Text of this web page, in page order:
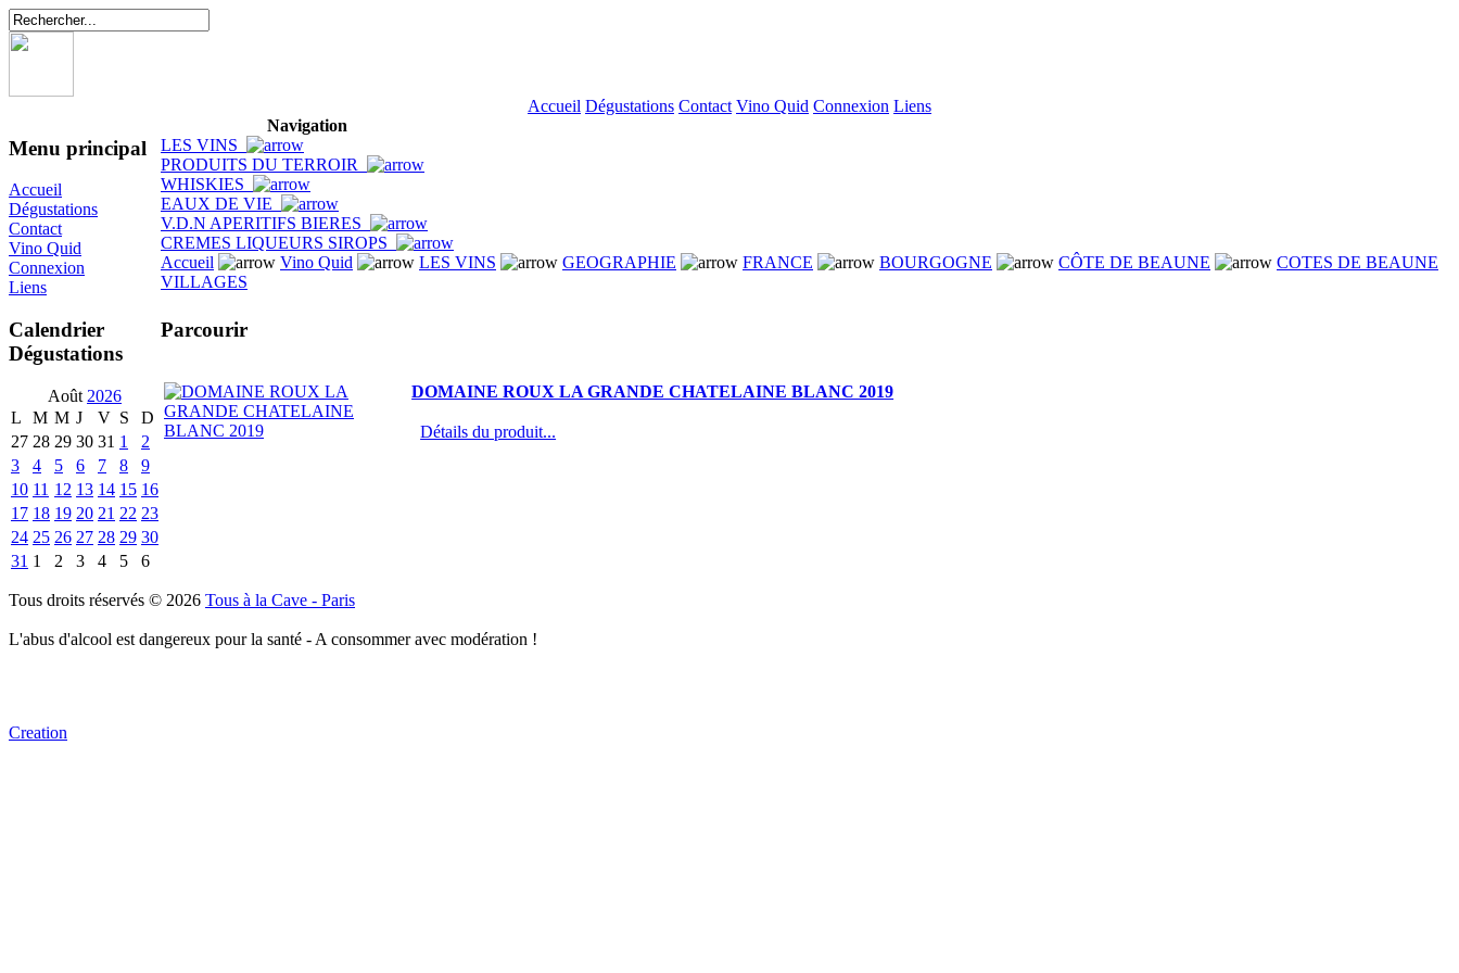
Accueil Dégustations Contact Vino Quid Connexion Liens
Menu principal
Accueil
Dégustations
Contact
Vino Quid
Connexion
Liens
Calendrier
Dégustations
Août 2026
L
M M J V S
D
27 28 29 30 31 1
2
3
4 5 6 7 8
9
10 11 12 13 14 15 16
17 18 19 20 21 22 23
24 25 26 27 28 29 30
31 1 2 3 4 5 6
Navigation
LES VINS
PRODUITS DU TERROIR
WHISKIES
EAUX DE VIE
V.D.N APERITIFS BIERES
CREMES LIQUEURS SIROPS
Accueil
Vino Quid LES VINS GEOGRAPHIE FRANCE BOURGOGNE CÔTE DE BEAUNE
COTES DE BEAUNE
VILLAGES
Parcourir
DOMAINE ROUX LA GRANDE CHATELAINE BLANC 2019
Détails du produit...
Tous droits réservés © 2026 Tous à la Cave - Paris
L'abus d'alcool est dangereux pour la santé - A consommer avec modération !
Creation